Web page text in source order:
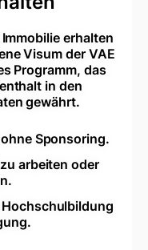
erhalten
Visum der VAE
Programm, das
in den
gewährt.
Sponsoring.
arbeiten oder